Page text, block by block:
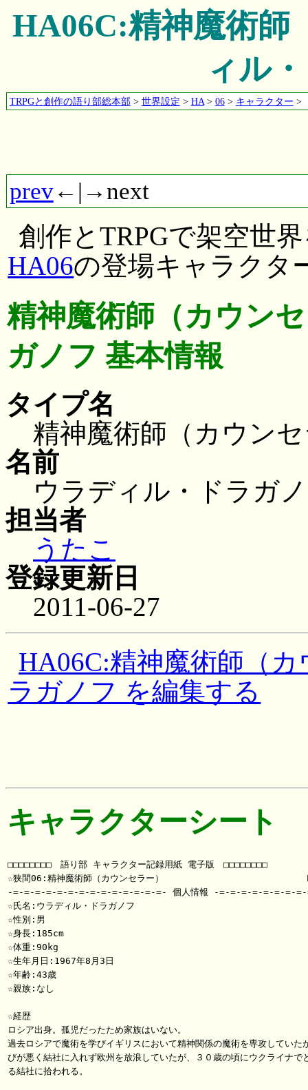
HA06C:精神魔術師
ィル
TRPGと創作の語り部総本部> 世界設定 > HA> 06> キャラクター >
prev←|→next
創作とTRPGで架空世
HA06の登場キャラクタ
精神魔術師（カウン
ガノフ 基本情報
タイプ名
精神魔術師（カウン
名前
ウラディル・ドラガ
担当者
うたこ
登録更新日
2011-06-27
HA06C:精神魔術師（
ラガノフ を編集する
キャラクターシート
□□□□□□□□　語り部 キャラクター記録用紙 電子版　□□□□□□□□
☆狭間06:精神魔術師（カウンセラー）
-=-=-=-=-=-=-=-=-=-=-=-=-=-=- 個人情報 -=-=-=-=-=-=-=-
☆氏名:ウラディル・ドラガノフ
☆性別:男
☆身長:185cm
☆体重:90kg
☆生年月日:1967年8月3日
☆年齢:43歳
☆親族:なし
☆経歴
ロシア出身。孤児だったため家族はいない。
過去ロシアで魔術を学びイギリスにおいて精神関係の魔術を専攻していた
びが悪く結社に入れず欧州を放浪していたが、３０歳の頃にウクライナで
る結社に拾われる。